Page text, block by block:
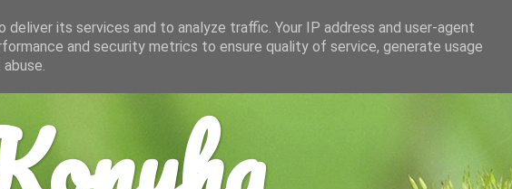
its services and to analyze traffic. Your IP address and user-agent
and security metrics to ensure quality of service, generate usage